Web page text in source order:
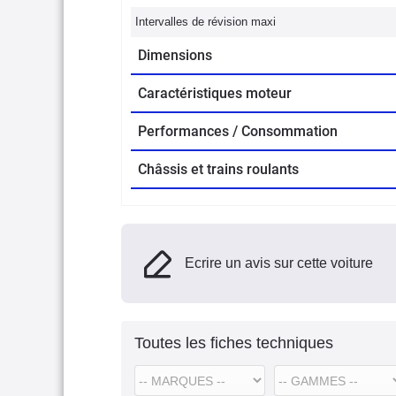
Intervalles de révision maxi
Dimensions
Caractéristiques moteur
Performances / Consommation
Châssis et trains roulants
Ecrire un avis sur cette voiture
Toutes les fiches techniques